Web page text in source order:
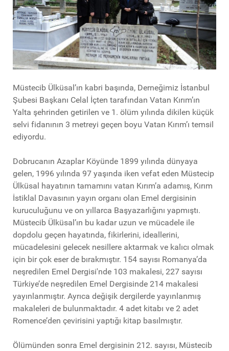
Müstecib Ülküsal’ın kabri başında, Derneğimiz İstanbul
Şubesi Başkanı Celal İçten tarafından Vatan Kırım’ın
Yalta şehrinden getirilen ve 1. ölüm yılında dikilen küçük
selvi fidanının 3 metreyi geçen boyu Vatan Kırım’ı temsil
ediyordu.
Dobrucanın Azaplar Köyünde 1899 yılında dünyaya
gelen, 1996 yılında 97 yaşında iken vefat eden Müstecip
Ülküsal hayatının tamamını vatan Kırım’a adamış, Kırım
İstiklal Davasının yayın organı olan Emel dergisinin
kuruculuğunu ve on yıllarca Başyazarlığını yapmıştı.
Müstecib Ülküsal’ın bu kadar uzun ve mücadele ile
dopdolu geçen hayatında, fikirlerini, ideallerini,
mücadelesini gelecek nesillere aktarmak ve kalıcı olmak
için bir çok eser de bırakmıştır. 154 sayısı Romanya’da
neşredilen Emel Dergisi'nde 103 makalesi, 227 sayısı
Türkiye’de neşredilen Emel Dergisinde 214 makalesi
yayınlanmıştır. Ayrıca değişik dergilerde yayınlanmış
makaleleri de bulunmaktadır. 4 adet kitabı ve 2 adet
Romence’den çevirisini yaptığı kitap basılmıştır.
Ölümünden sonra Emel dergisinin 212. sayısı, Müstecib